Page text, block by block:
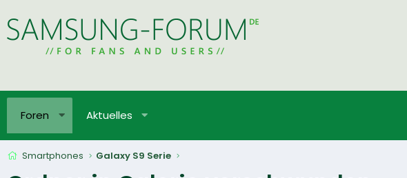
Foren Aktuelles
Smartphones Galaxy S9 Serie